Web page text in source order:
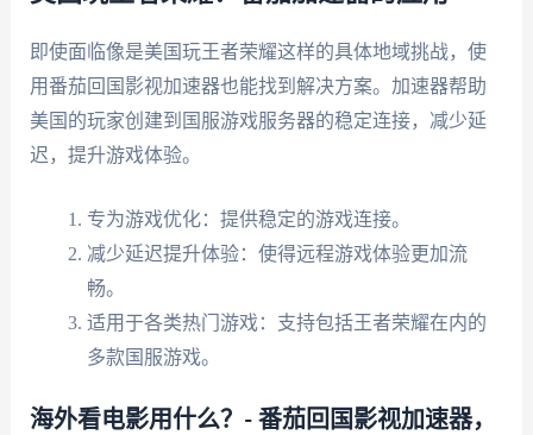
即使面临像是美国玩王者荣耀这样的具体地域挑战，使
用番茄回国影视加速器也能找到解决方案。加速器帮助
美国的玩家创建到国服游戏服务器的稳定连接，减少延
迟，提升游戏体验。
专为游戏优化：提供稳定的游戏连接。
减少延迟提升体验：使得远程游戏体验更加流
畅。
适用于各类热门游戏：支持包括王者荣耀在内的
多款国服游戏。
海外看电影用什么？- 番茄回国影视加速器，